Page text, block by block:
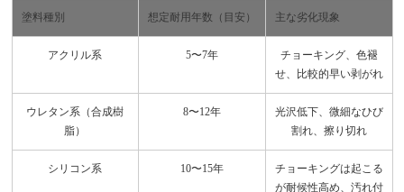
塗料種別 想定耐用年数（目安） 主な劣化現象
アクリル系 5〜7年
チョーキング、色褪
せ、比較的早い剥がれ
ウレタン系（合成樹
脂）
8〜12年
光沢低下、微細なひび
割れ、擦り切れ
シリコン系 10〜15年
チョーキングは起こる
が耐候性高め、汚れ付